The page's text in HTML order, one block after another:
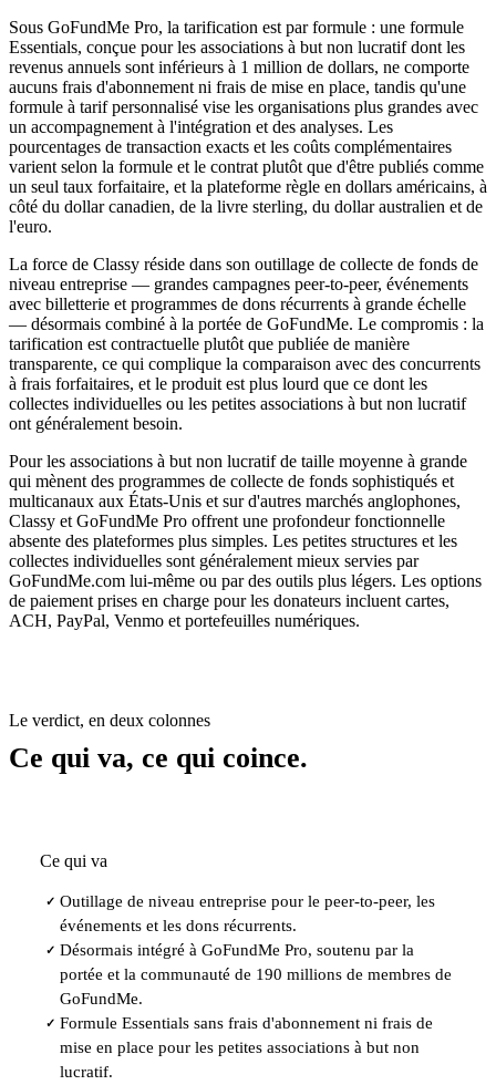
Sous GoFundMe Pro, la tarification est par formule : une formule
Essentials, conçue pour les associations à but non lucratif dont les
revenus annuels sont inférieurs à 1 million de dollars, ne comporte
aucuns frais d'abonnement ni frais de mise en place, tandis qu'une
formule à tarif personnalisé vise les organisations plus grandes avec
un accompagnement à l'intégration et des analyses. Les
pourcentages de transaction exacts et les coûts complémentaires
varient selon la formule et le contrat plutôt que d'être publiés comme
un seul taux forfaitaire, et la plateforme règle en dollars américains, à
côté du dollar canadien, de la livre sterling, du dollar australien et de
l'euro.
La force de Classy réside dans son outillage de collecte de fonds de
niveau entreprise — grandes campagnes peer-to-peer, événements
avec billetterie et programmes de dons récurrents à grande échelle
— désormais combiné à la portée de GoFundMe. Le compromis : la
tarification est contractuelle plutôt que publiée de manière
transparente, ce qui complique la comparaison avec des concurrents
à frais forfaitaires, et le produit est plus lourd que ce dont les
collectes individuelles ou les petites associations à but non lucratif
ont généralement besoin.
Pour les associations à but non lucratif de taille moyenne à grande
qui mènent des programmes de collecte de fonds sophistiqués et
multicanaux aux États-Unis et sur d'autres marchés anglophones,
Classy et GoFundMe Pro offrent une profondeur fonctionnelle
absente des plateformes plus simples. Les petites structures et les
collectes individuelles sont généralement mieux servies par
GoFundMe.com lui-même ou par des outils plus légers. Les options
de paiement prises en charge pour les donateurs incluent cartes,
ACH, PayPal, Venmo et portefeuilles numériques.
Le verdict, en deux colonnes
Ce qui va, ce qui coince.
Ce qui va
✓ Outillage de niveau entreprise pour le peer-to-peer, les
événements et les dons récurrents.
✓ Désormais intégré à GoFundMe Pro, soutenu par la
portée et la communauté de 190 millions de membres de
GoFundMe.
✓ Formule Essentials sans frais d'abonnement ni frais de
mise en place pour les petites associations à but non
lucratif.